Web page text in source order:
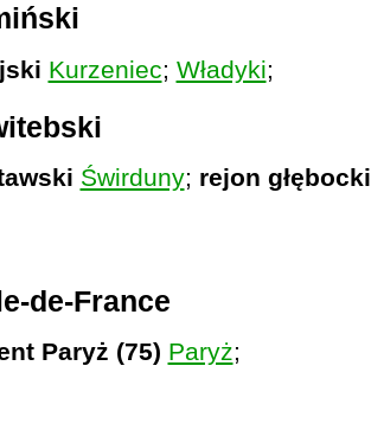
Kurzeniec; Władyki;
Świrduny; rejon głębocki
de-France
Paryż (75) Paryż;